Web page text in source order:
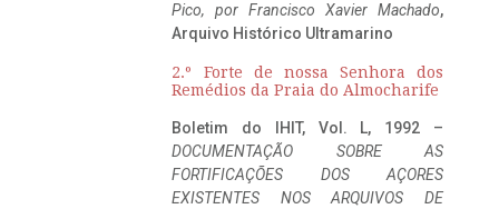
Pico, por Francisco Xavier Machado,
Arquivo Histórico Ultramarino
2.º Forte de nossa Senhora dos
Remédios da Praia do Almocharife
Boletim do IHIT, Vol. L, 1992 –
DOCUMENTAÇÃO SOBRE AS
FORTIFICAÇÕES DOS AÇORES
EXISTENTES NOS ARQUIVOS DE